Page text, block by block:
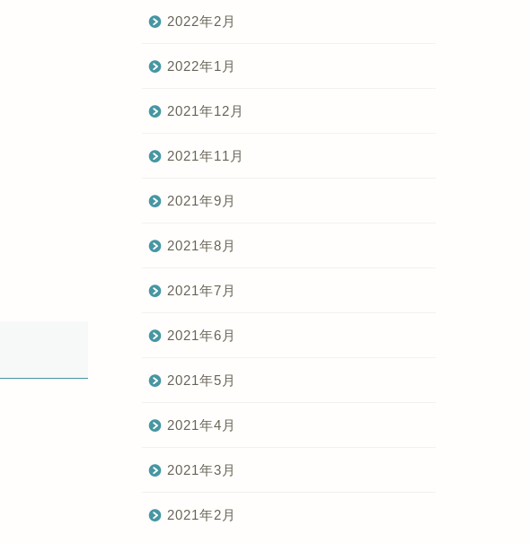
2022年2月
2022年1月
2021年12月
2021年11月
2021年9月
2021年8月
2021年7月
2021年6月
2021年5月
2021年4月
2021年3月
2021年2月